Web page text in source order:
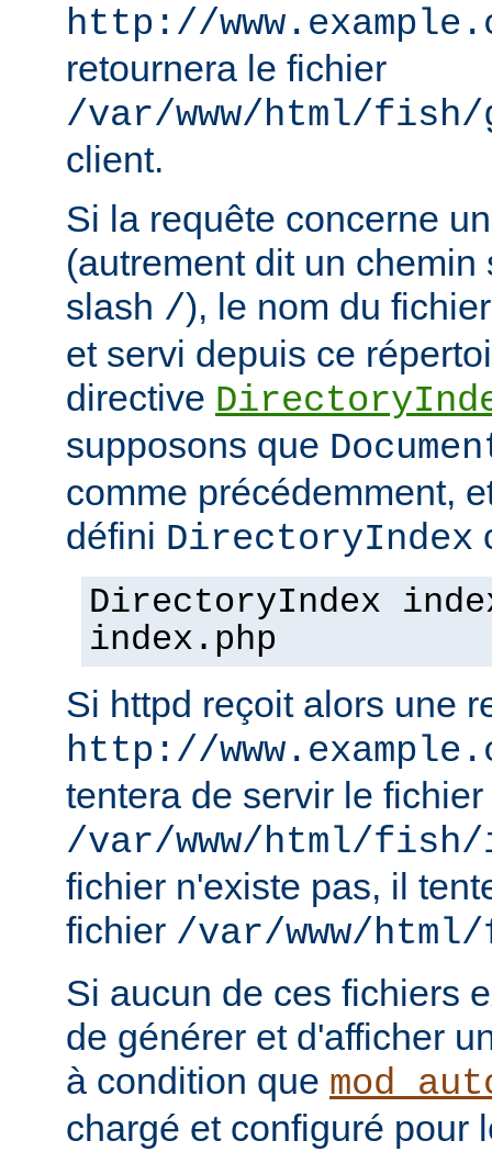
http://
retournera le fichier
/var/www/html/fish/
client.
Si la requête concerne
(autrement dit un
slash /), le nom du
et servi depuis ce
directive
supposons que
comme précédemment,
défini DirectoryIndex
DirectoryIndex
index.php
Si httpd reçoit alors une
http://
tentera de servir le fichier
/var/www/html/
fichier n'existe pas, il
fichier /var/www/
Si aucun de ces fichiers
de générer et d'afficher
à condition que
chargé et configuré pour